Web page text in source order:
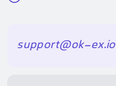
support@ok-ex.io